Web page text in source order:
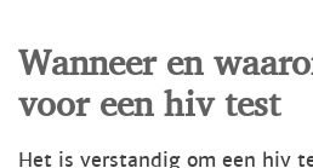
Wanneer en
voor een hiv test
Het is verstandig om een hiv